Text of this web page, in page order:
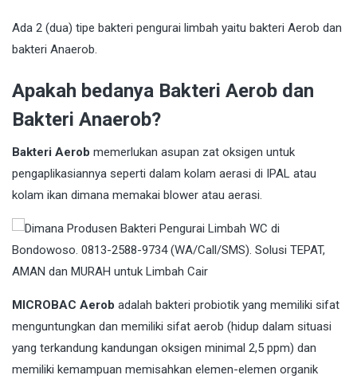
Ada 2 (dua) tipe bakteri pengurai limbah yaitu bakteri Aerob dan
bakteri Anaerob.
Apakah bedanya Bakteri Aerob dan
Bakteri Anaerob?
Bakteri Aerob memerlukan asupan zat oksigen untuk
pengaplikasiannya seperti dalam kolam aerasi di IPAL atau
kolam ikan dimana memakai blower atau aerasi.
MICROBAC Aerob adalah bakteri probiotik yang memiliki sifat
menguntungkan dan memiliki sifat aerob (hidup dalam situasi
yang terkandung kandungan oksigen minimal 2,5 ppm) dan
memiliki kemampuan memisahkan elemen-elemen organik